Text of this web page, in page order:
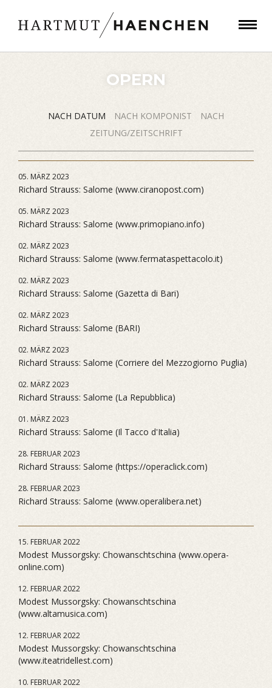
OPERN
NACH DATUM NACH KOMPONIST
NACH
ZEITUNG/ZEITSCHRIFT
05. MÄRZ 2023
Richard Strauss: Salome (www.ciranopost.com)
05. MÄRZ 2023
Richard Strauss: Salome (www.primopiano.info)
02. MÄRZ 2023
Richard Strauss: Salome (www.fermataspettacolo.it)
02. MÄRZ 2023
Richard Strauss: Salome (Gazetta di Bari)
02. MÄRZ 2023
Richard Strauss: Salome (BARI)
02. MÄRZ 2023
Richard Strauss: Salome (Corriere del Mezzogiorno Puglia)
02. MÄRZ 2023
Richard Strauss: Salome (La Repubblica)
01. MÄRZ 2023
Richard Strauss: Salome (Il Tacco d'Italia)
28. FEBRUAR 2023
Richard Strauss: Salome (https://operaclick.com)
28. FEBRUAR 2023
Richard Strauss: Salome (www.operalibera.net)
15. FEBRUAR 2022
Modest Mussorgsky: Chowanschtschina (www.opera-
online.com)
12. FEBRUAR 2022
Modest Mussorgsky: Chowanschtschina
(www.altamusica.com)
12. FEBRUAR 2022
Modest Mussorgsky: Chowanschtschina
(www.iteatridellest.com)
10. FEBRUAR 2022